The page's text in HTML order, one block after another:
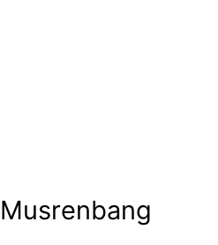
Musrenbang